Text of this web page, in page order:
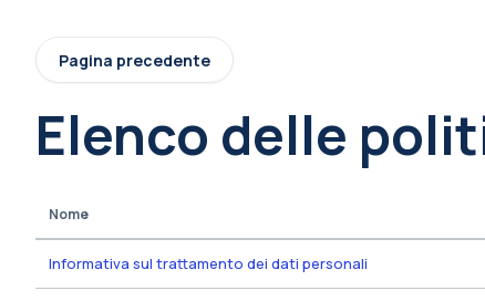
Pagina precedente
Elenco delle
Nome
Informativa sul trattamento dei dati personali